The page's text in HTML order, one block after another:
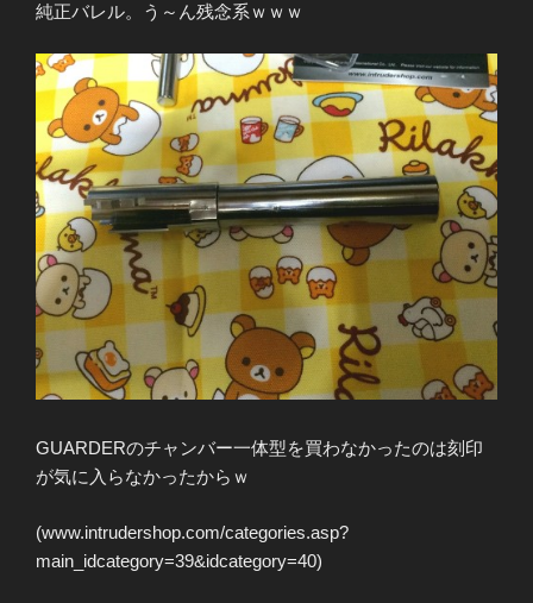
純正バレル。う～ん残念系ｗｗｗ
GUARDERのチャンバー一体型を買わなかったのは刻印
が気に入らなかったからｗ
(www.intrudershop.com/categories.asp?
main_idcategory=39&idcategory=40)